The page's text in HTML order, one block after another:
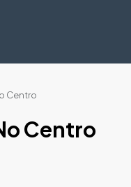
Centro
Centro